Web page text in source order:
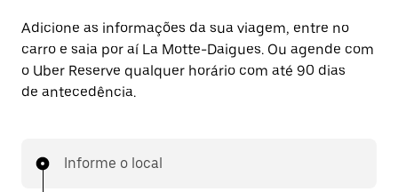
Adicione as informações da sua viagem, entre no
carro e saia por aí La Motte-Daigues. Ou agende com
o Uber Reserve qualquer horário com até 90 dias
de antecedência.
Informe o local